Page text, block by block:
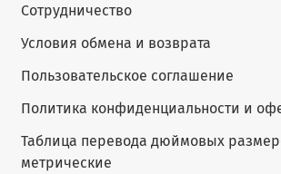
Сотрудничество
Условия обмена и возврата
Пользовательское соглашение
Политика конфиденциальности и
Таблица перевода дюймовых
метрические